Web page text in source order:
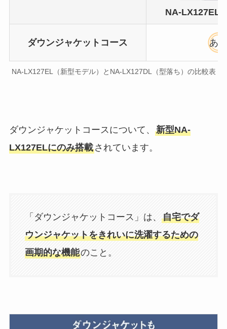
NA-LX127EL(
ダウンジャケットコース あり
NA-LX127EL（新型モデル）とNA-LX127DL（型落ち）の比較表
ダウンジャケットコースについて、 新型NA-
LX127ELにのみ搭載されています。
「ダウンジャケットコース」は、 自宅でダ
ウンジャケットをきれいに洗濯するための
画期的な機能のこと。